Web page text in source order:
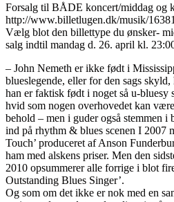
Forsalg til BÅDE koncert/middag og
http://www.billetlugen.dk/musik/
Vælg blot den billettype du ønsker-
salg indtil mandag d. 26. april kl.
– John Nemeth er ikke født i
blueslegende, eller for den sags
han er faktisk født i noget så u-bluesy
hvid som nogen overhovedet kan
behold – men i guder også stemmen i
ind på rhythm & blues scenen I 2007
Touch’ produceret af Anson
ham med alskens priser. Men den
2010 opsummerer alle forrige i blot
Outstanding Blues Singer’.
Og som om det ikke er nok med en